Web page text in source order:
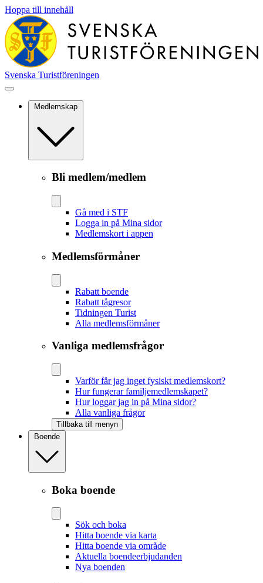
Hoppa till innehåll
Svenska Turistföreningen
Medlemskap
Bli medlem/medlem
Gå med i STF
Logga in på Mina sidor
Medlemskort i appen
Medlemsförmåner
Rabatt boende
Rabatt tågresor
Tidningen Turist
Alla medlemsförmåner
Vanliga medlemsfrågor
Varför får jag inget fysiskt medlemskort?
Hur fungerar familjemedlemskapet?
Hur loggar jag in på Mina sidor?
Alla vanliga frågor
Tillbaka till menyn
Boende
Boka boende
Sök och boka
Hitta boende via karta
Hitta boende via område
Aktuella boendeerbjudanden
Nya boenden